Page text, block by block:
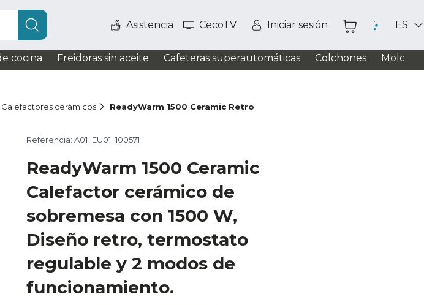
Asistencia CecoTV Iniciar sesión ES
cocina Freidoras sin aceite Cafeteras superautomáticas Colchones
Calefactores cerámicos ReadyWarm 1500 Ceramic Retro
Referencia: A01_EU01_100571
ReadyWarm 1500 Ceramic
Calefactor cerámico de
sobremesa con 1500 W,
Diseño retro, termostato
regulable y 2 modos de
funcionamiento.